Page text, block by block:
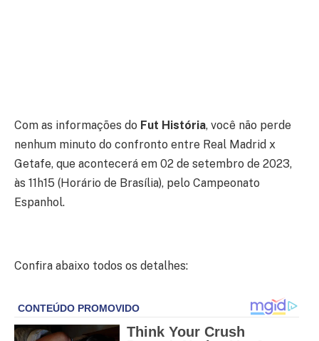
Com as informações do Fut História, você não perde
nenhum minuto do confronto entre Real Madrid x
Getafe, que acontecerá em 02 de setembro de 2023,
às 11h15 (Horário de Brasília), pelo Campeonato
Espanhol.
Confira abaixo todos os detalhes: